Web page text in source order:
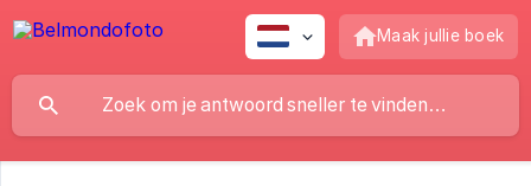
Maak jullie boek